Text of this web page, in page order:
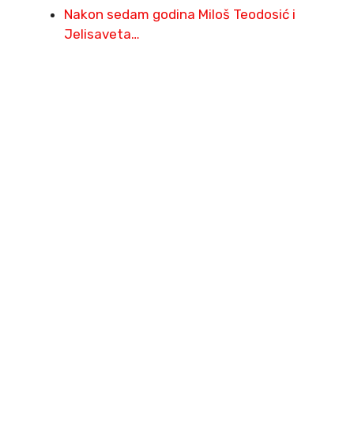
Nakon sedam godina Miloš Teodosić i
Jelisaveta…